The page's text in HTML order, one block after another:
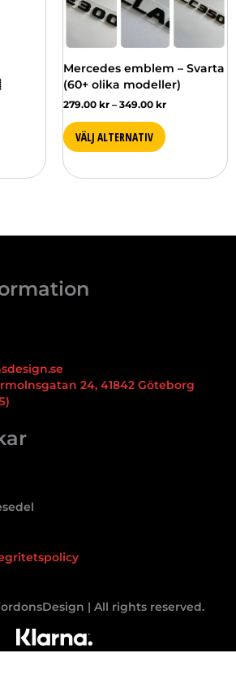
Mercedes emblem – Svarta
(60+ olika modeller)
279.00 kr – 349.00 kr
VÄLJ ALTERNATIV
olika
alternativen
på
produktsidan
24, 41842 Göteborg
| All rights reserved.